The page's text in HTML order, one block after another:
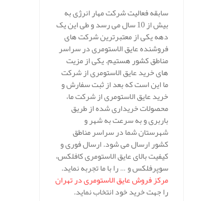
سابقه فعالیت شرکت مهار انرژی به
بیش از 10 سال می رسد و طی این یک
دهه یکی از معتبرترین شرکت های
فروشنده عایق الاستومری در سراسر
مناطق کشور هستیم. یکی از مزیت
های خرید عایق الاستومری از شرکت
ما این است که بعد از ثبت سفارش و
خرید عایق الاستومری از شرکت ما،
محصولات خریداری شده از طریق
باربری و به سرعت به شهر و
شهرستان شما در سراسر مناطق
کشور ارسال می شود. ارسال فوری و
کیفیت بالای عایق الاستومری کافلکس،
سوپرفلکس و … را با ما تجربه نماید.
مرکز فروش عایق الاستومری در تهران
را جهت خرید خود انتخاب نماید.